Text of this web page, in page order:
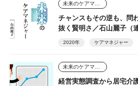
チャンスもその逆も、問
抜く賢明さ／石山麗子（
2020年 ケアマネジャー
経営実態調査から居宅介